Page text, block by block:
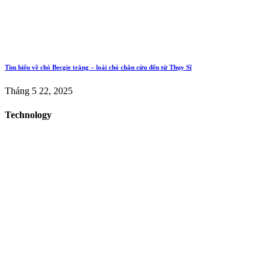
Tìm hiểu về chó Becgie trắng – loài chó chăn cừu đến từ Thụy Sĩ
Tháng 5 22, 2025
Technology